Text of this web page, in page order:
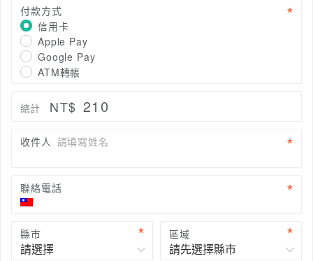
付款方式
信用卡
Apple Pay
Google Pay
ATM轉帳
總計 NT$ 210
收件人 請填寫姓名
聯絡電話
縣市 區域